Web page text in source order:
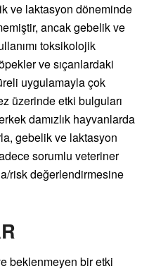
ve laktasyon döneminde
ancak gebelik ve
toksikolojik
ve sıçanlardaki
uygulamayla çok
üzerinde etki bulguları
damızlık hayvanlarda
gebelik ve laktasyon
sorumlu veteriner
risk değerlendirmesine
beklenmeyen bir etki